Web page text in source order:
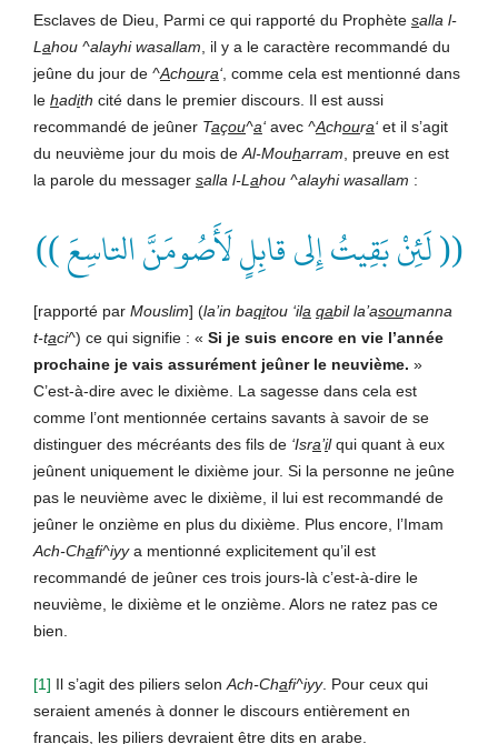
Esclaves de Dieu, Parmi ce qui rapporté du Prophète salla l-
L ahou ^alayhi wasallam , il y a le caractère recommandé du
jeûne du jour de ^Achoura‘ , comme cela est mentionné dans
le hadith cité dans le premier discours. Il est aussi
recommandé de jeûner Taçou^a‘ avec ^Achoura‘ et il s’agit
du neuvième jour du mois de Al-Mouharram , preuve en est
la parole du messager salla l-L ahou ^alayhi wasallam :
(( لَئِنْ بَقِيتُ إِلى قابِلٍ لَأَصُومَنَّ التاسِعَ ))
[rapporté par Mouslim] (la’in baqitou ‘ila qabil la’asoumanna
t-taci^) ce qui signifie : « Si je suis encore en vie l’année
prochaine je vais assurément jeûner le neuvième. »
C’est-à-dire avec le dixième. La sagesse dans cela est
comme l’ont mentionnée certains savants à savoir de se
distinguer des mécréants des fils de ‘Isra’ilqui quant à eux
jeûnent uniquement le dixième jour. Si la personne ne jeûne
pas le neuvième avec le dixième, il lui est recommandé de
jeûner le onzième en plus du dixième. Plus encore, l’Imam
Ach-Chafi^iyya mentionné explicitement qu’il est
recommandé de jeûner ces trois jours-là c’est-à-dire le
neuvième, le dixième et le onzième. Alors ne ratez pas ce
bien.
[1] Il s’agit des piliers selon Ach-Chafi^iyy. Pour ceux qui
seraient amenés à donner le discours entièrement en
français, les piliers devraient être dits en arabe.